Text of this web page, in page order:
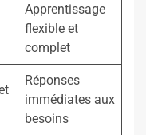
Apprentissage
flexible et
complet
Réponses
immédiates aux
besoins